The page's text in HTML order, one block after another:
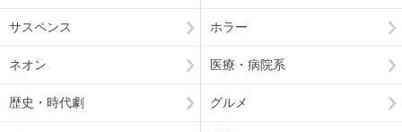
サスペンス ホラー
ネオン 医療・病院系
歴史・時代劇 グルメ